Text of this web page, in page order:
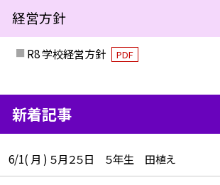
経営方針
R8 学校経営方針 PDF
新着記事
6/1( 月 ) ５月２５日 ５年生 田植え